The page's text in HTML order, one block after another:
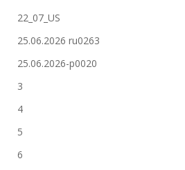
22_07_US
25.06.2026 ru0263
25.06.2026-p0020
3
4
5
6